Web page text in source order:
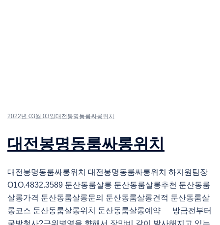
2022년 03월 03일 대전봉명동룸싸롱위치
대전봉명동룸싸롱위치
대전봉명동룸싸롱위치 대전봉명동룸싸롱위치 하지원팀장
O1O.4832.3589 둔산동룸살롱 둔산동룸살롱추천 둔산동룸
살롱가격 둔산동룸살롱문의 둔산동룸살롱견적 둔산동룸살
롱코스 둔산동룸살롱위치 둔산동룸살롱예약 방금전부터
국방청사?근위병영을 향해서 장맛비 같이 발사해지고 있는